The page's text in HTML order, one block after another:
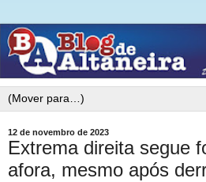
12 de novembro de 2023
Extrema direita segue
afora, mesmo após